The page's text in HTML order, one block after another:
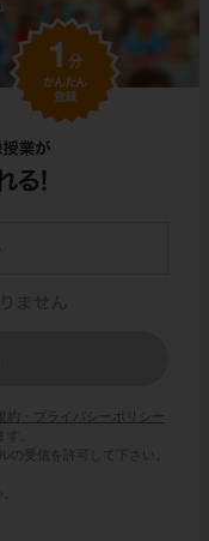
約・プライバシーポリシー
。
の受信を許可して下さい。